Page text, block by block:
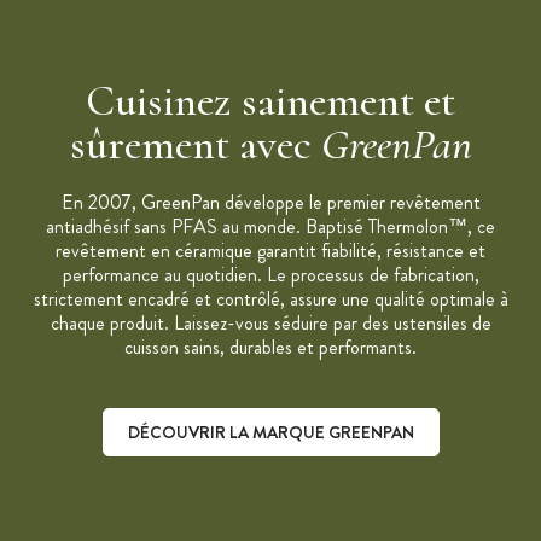
Garantie sans PFOA, PTFE, plomb et cadmium
Entretien : eau savonneuse et éponge non abrasive
Compatible tous feux y compris induction et four jusqu'à
220°C
Marque : GreenPan
Collection : Barcelona PRO
Coloris : noir
- Toujours utiliser une petite quantité de matières grasses
supportant les fortes températures
- Ne pas chauffer à vide trop longtemps
Cuisinez sainement et
sûrement avec GreenPan
En 2007, GreenPan développe le premier revêtement
antiadhésif sans PFAS au monde. Baptisé Thermolon™, ce
revêtement en céramique garantit fiabilité, résistance et
performance au quotidien. Le processus de fabrication,
strictement encadré et contrôlé, assure une qualité optimale à
chaque produit. Laissez-vous séduire par des ustensiles de
cuisson sains, durables et performants.
DÉCOUVRIR LA MARQUE GREENPAN